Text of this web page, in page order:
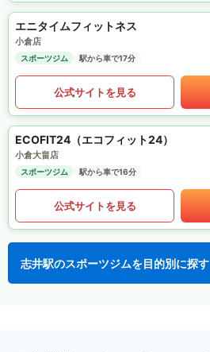
エニタイムフィットネス
小倉店
スポーツジム 駅から車で17分
公式サイトを見る
ECOFIT24（エコフィット24）
小倉大畠店
スポーツジム 駅から車で16分
公式サイトを見る
志井駅のスポーツジムを目的別に探す